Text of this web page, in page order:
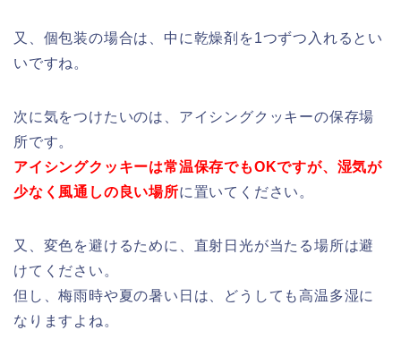
又、個包装の場合は、中に乾燥剤を1つずつ入れるとい
いですね。
次に気をつけたいのは、アイシングクッキーの保存場
所です。
アイシングクッキーは常温保存でもOKですが、湿気が
少なく風通しの良い場所に置いてください。
又、変色を避けるために、直射日光が当たる場所は避
けてください。
但し、梅雨時や夏の暑い日は、どうしても高温多湿に
なりますよね。